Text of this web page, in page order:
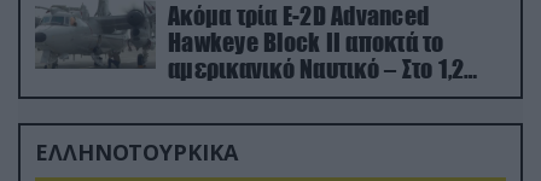
Ακόμα τρία E-2D Advanced
Hawkeye Block II αποκτά το
αμερικανικό Ναυτικό – Στο 1,2
δισ.δολάρια το κόστος
ΕΛΛΗΝΟΤΟΥΡΚΙΚΑ